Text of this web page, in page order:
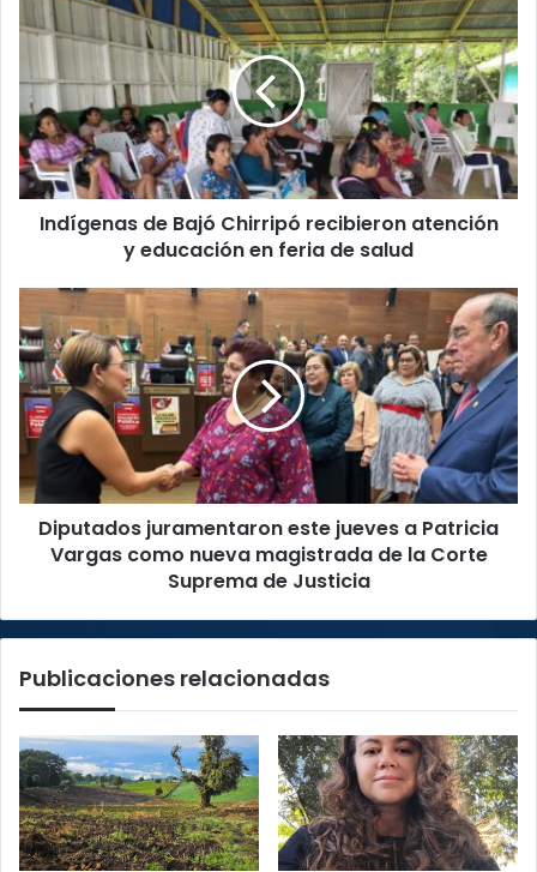
de
Chirripó
recibieron
atención
y
educación
en
feriaIndígenas de Bajó Chirripó recibieron atención
y educación en feria de salud
Diputados
juramentaron
este
jueves
a
Patricia
Vargas
nueva
magistrada
Suprema
Justicia
Diputados juramentaron este jueves a Patricia
Vargas como nueva magistrada de la Corte
Suprema de Justicia
Publicaciones relacionadas